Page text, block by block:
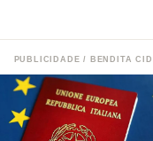
PUBLICIDADE / BENDITA